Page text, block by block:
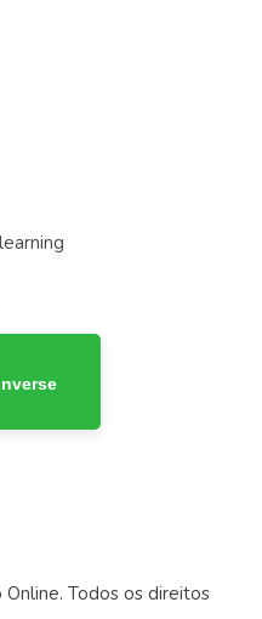
Todos os direitos